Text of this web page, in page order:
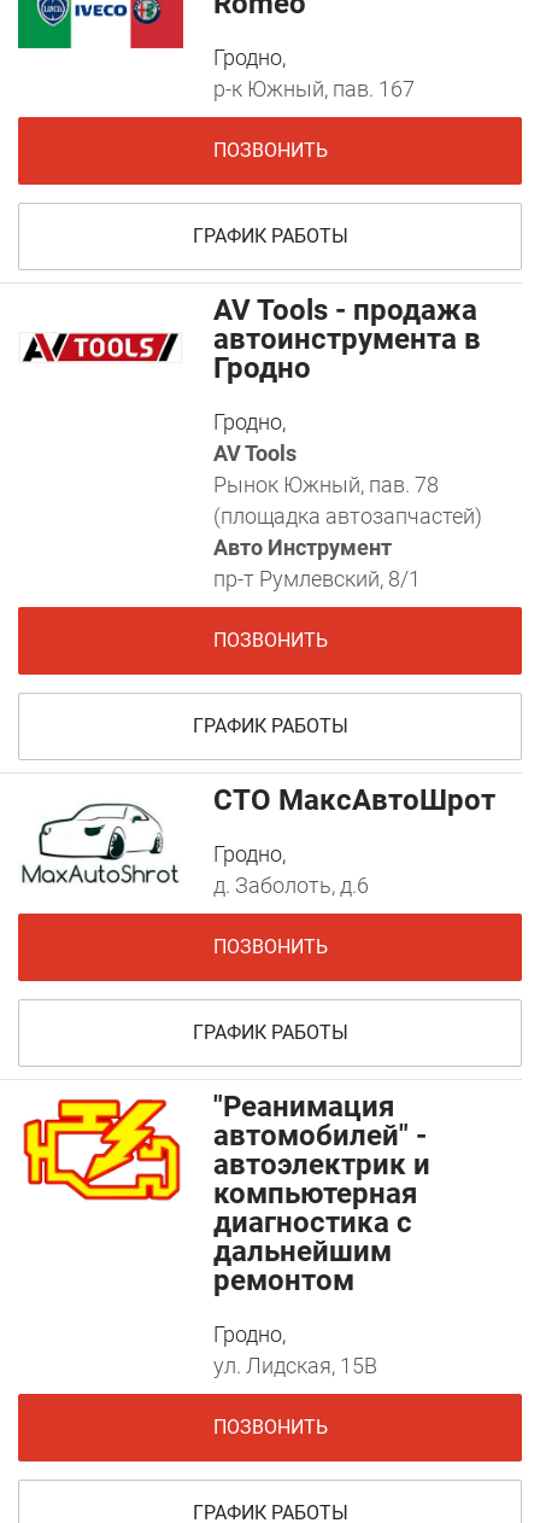
Гродно,
р-к Южный, пав. 167
ПОЗВОНИТЬ
ГРАФИК РАБОТЫ
AV Tools - продажа
автоинструмента в
Гродно
Гродно,
AV Tools
Рынок Южный, пав. 78
(площадка автозапчастей)
Авто Инструмент
пр-т Румлевский, 8/1
ПОЗВОНИТЬ
ГРАФИК РАБОТЫ
СТО МаксАвтоШрот
Гродно,
д. Заболоть, д.6
ПОЗВОНИТЬ
ГРАФИК РАБОТЫ
"Реанимация
автомобилей" -
автоэлектрик и
компьютерная
диагностика с
дальнейшим
ремонтом
Гродно,
ул. Лидская, 15В
ПОЗВОНИТЬ
ГРАФИК РАБОТЫ